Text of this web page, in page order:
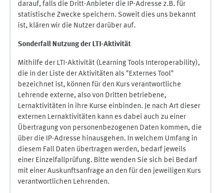
darauf, falls die Dritt-Anbieter die IP-Adresse z.B. für
statistische Zwecke speichern. Soweit dies uns bekannt
ist, klären wir die Nutzer darüber auf.
Sonderfall Nutzung der LTI-Aktivität
Mithilfe der LTI-Aktivität (Learning Tools Interoperability),
die in der Liste der Aktivitäten als "Externes Tool"
bezeichnet ist, können für den Kurs verantwortliche
Lehrende externe, also von Dritten betriebene,
Lernaktivitäten in ihre Kurse einbinden. Je nach Art dieser
externen Lernaktivitäten kann es dabei auch zu einer
Übertragung von personenbezogenen Daten kommen, die
über die IP-Adresse hinausgehen. In welchem Umfang in
diesem Fall Daten übertragen werden, bedarf jeweils
einer Einzelfallprüfung. Bitte wenden Sie sich bei Bedarf
mit einer Auskunftsanfrage an den für den jeweiligen Kurs
verantwortlichen Lehrenden.